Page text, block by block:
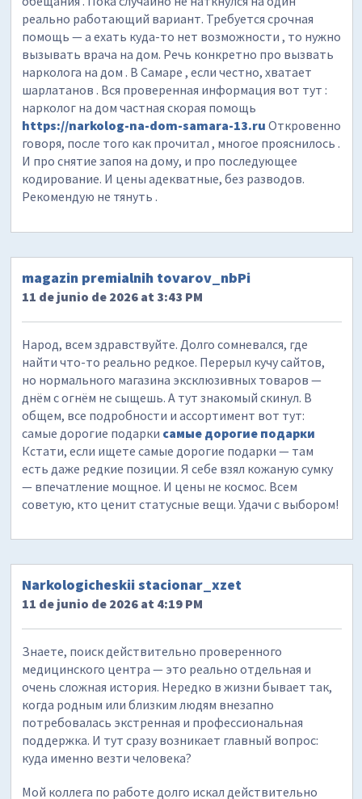
реально работающий вариант. Требуется срочная
помощь — а ехать куда-то нет возможности , то нужно
вызывать врача на дом. Речь конкретно про вызвать
нарколога на дом . В Самаре , если честно, хватает
шарлатанов . Вся проверенная информация вот тут :
нарколог на дом частная скорая помощь
https://narkolog-na-dom-samara-13.ru Откровенно
говоря, после того как прочитал , многое прояснилось .
И про снятие запоя на дому, и про последующее
кодирование. И цены адекватные, без разводов.
Рекомендую не тянуть .
magazin premialnih tovarov_nbPi
11 de junio de 2026 at 3:43 PM
Народ, всем здравствуйте. Долго сомневался, где
найти что-то реально редкое. Перерыл кучу сайтов,
но нормального магазина эксклюзивных товаров —
днём с огнём не сыщешь. А тут знакомый скинул. В
общем, все подробности и ассортимент вот тут:
самые дорогие подарки самые дорогие подарки
Кстати, если ищете самые дорогие подарки — там
есть даже редкие позиции. Я себе взял кожаную сумку
— впечатление мощное. И цены не космос. Всем
советую, кто ценит статусные вещи. Удачи с выбором!
Narkologicheskii stacionar_xzet
11 de junio de 2026 at 4:19 PM
Знаете, поиск действительно проверенного
медицинского центра — это реально отдельная и
очень сложная история. Нередко в жизни бывает так,
когда родным или близким людям внезапно
потребовалась экстренная и профессиональная
поддержка. И тут сразу возникает главный вопрос:
куда именно везти человека?
Мой коллега по работе долго искал действительно